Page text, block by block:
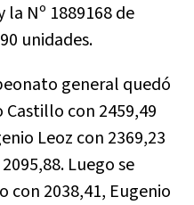
Nº 1889168 de
unidades.
general quedó
con 2459,49
Leoz con 2369,23
Luego se
con 2038,41, Eugenio